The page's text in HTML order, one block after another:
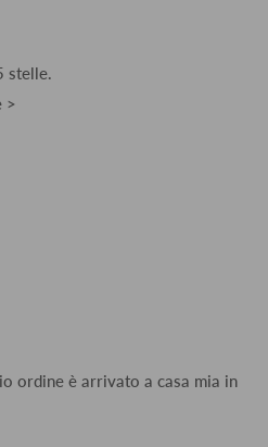
stelle.
>
ordine è arrivato a casa mia in